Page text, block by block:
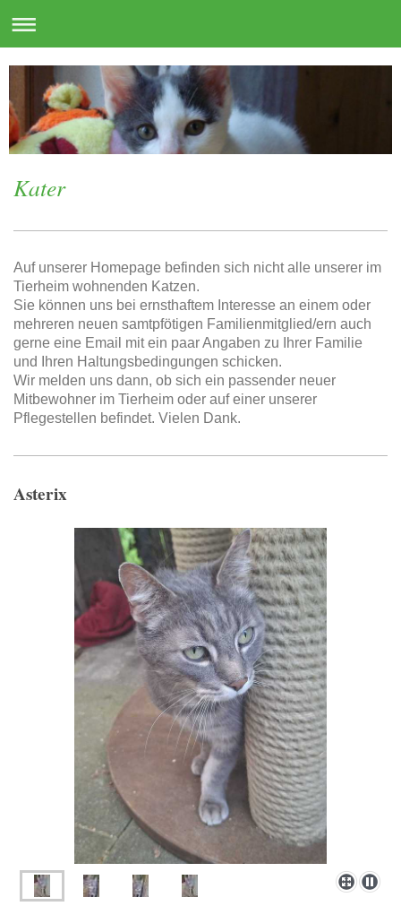
Kater
Auf unserer Homepage befinden sich nicht alle unserer im
Tierheim wohnenden Katzen.
Sie können uns bei ernsthaftem Interesse an einem oder
mehreren neuen samtpfötigen Familienmitglied/ern auch
gerne eine Email mit ein paar Angaben zu Ihrer Familie
und Ihren Haltungsbedingungen schicken.
Wir melden uns dann, ob sich ein passender neuer
Mitbewohner im Tierheim oder auf einer unserer
Pflegestellen befindet. Vielen Dank.
Asterix